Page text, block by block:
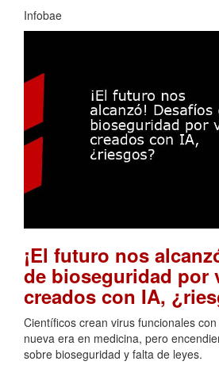
Infobae
¡El futuro nos
de bioseguridad por
creados con IA,
Científicos crean virus funcionales
nueva era en medicina, pero
sobre bioseguridad y falta de leyes.